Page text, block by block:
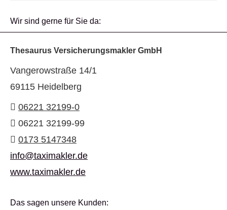
Wir sind gerne für Sie da:
Thesaurus Ver­sicherungs­makler GmbH
Vangerowstraße 14/1
69115 Heidelberg
06221 32199-0
06221 32199-99
0173 5147348
info@taximakler.de
www.taximakler.de
Das sagen unsere Kunden: